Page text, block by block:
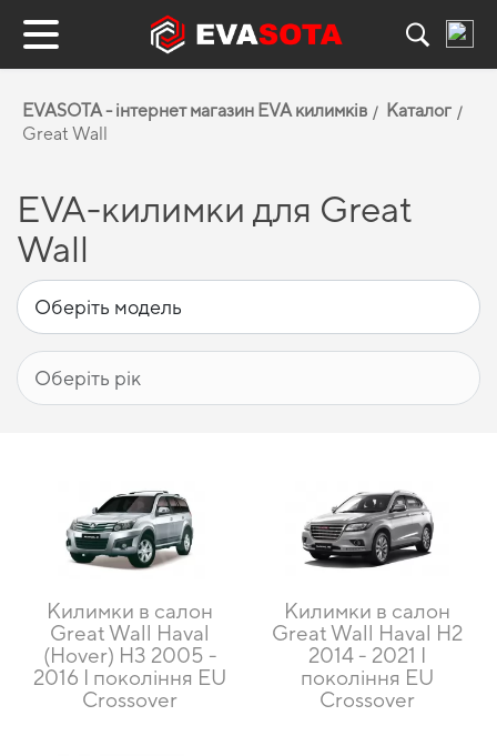
EVASOTA - інтернет магазин EVA килимків
Каталог
Great Wall
EVA-килимки для Great
Wall
Килимки в салон
Great Wall Haval
(Hover) H3 2005 -
2016 I покоління EU
Crossover
Килимки в салон
Great Wall Haval H2
2014 - 2021 I
покоління EU
Crossover